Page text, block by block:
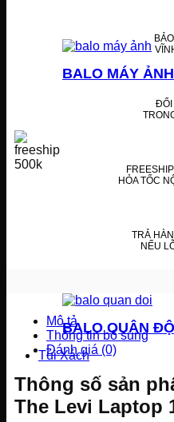
BALO MÁY ẢNH
BALO QUÂN
Túi Xách
lượng
ĐỔI
HỎA TỐC
TRẢ
NẾU
Mô tả
Thông tin bổ sung
Đánh giá (0)
Thông số sản
The Levi Laptop